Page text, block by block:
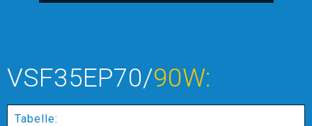
VSF35EP70/90W:
Tabelle: